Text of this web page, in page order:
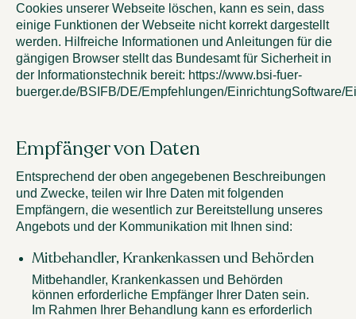
Cookies unserer Webseite löschen, kann es sein, dass
einige Funktionen der Webseite nicht korrekt dargestellt
werden. Hilfreiche Informationen und Anleitungen für die
gängigen Browser stellt das Bundesamt für Sicherheit in
der Informationstechnik bereit: https://www.bsi-fuer-
buerger.de/BSIFB/DE/Empfehlungen/
Empfänger von Daten
Entsprechend der oben angegebenen Beschreibungen
und Zwecke, teilen wir Ihre Daten mit folgenden
Empfängern, die wesentlich zur Bereitstellung unseres
Angebots und der Kommunikation mit Ihnen sind:
Mitbehandler, Krankenkassen und Behörden
Mitbehandler, Krankenkassen und Behörden
können erforderliche Empfänger Ihrer Daten sein.
Im Rahmen Ihrer Behandlung kann es erforderlich